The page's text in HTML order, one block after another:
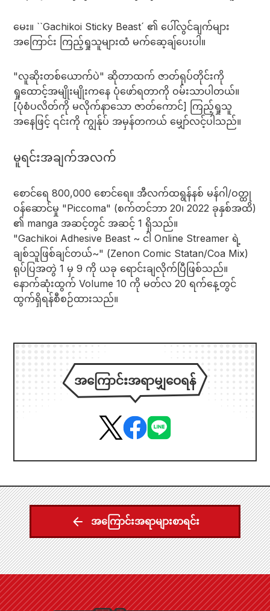
မေး။ ``Gachikoi Sticky Beast´ ၏ ပေါ်လွင်ချက်များ
အကြောင်း ကြည့်ရှုသူများထံ မက်ဆေ့ချ်ပေးပါ။
"လူဆိုးတစ်ယောက်ပဲ" ဆိုတာထက် ဇာတ်ရုပ်တိုင်းကို
ရှုထောင့်အမျိုးမျိုးကနေ ပုံဖော်ရတာကို ဝမ်းသာပါတယ်။
[ပုံစံပလိတ်ကို မလိုက်နာသော ဇာတ်ကောင်] ကြည့်ရှုသူ
အနေဖြင့် ၎င်းကို ကျွန်ုပ် အမှန်တကယ် မျှော်လင့်ပါသည်။
မူရင်းအချက်အလက်
စောင်ရေ 800,000 စောင်ရေ။ အီလက်ထရွန်နစ် မန်ဂါ/ဝတ္ထု
ဝန်ဆောင်မှု "Piccoma" (စက်တင်ဘာ 20၊ 2022 ခုနှစ်အထိ)
၏ manga အဆင့်တွင် အဆင့် 1 ရှိသည်။
"Gachikoi Adhesive Beast ~ ငါ Online Streamer ရဲ့
ချစ်သူဖြစ်ချင်တယ်~" (Zenon Comic Statan/Coa Mix)
ရုပ်ပြအတွဲ 1 မှ 9 ကို ယခု ရောင်းချလိုက်ပြီဖြစ်သည်။
နောက်ဆုံးထွက် Volume 10 ကို မတ်လ 20 ရက်နေ့တွင်
ထွက်ရှိရန်စီစဉ်ထားသည်။
အကြောင်းအရာမျှဝေရန်
အကြောင်းအရာများစာရင်း